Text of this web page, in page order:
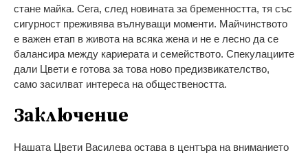
стане майка. Сега, след новината за бременността, тя със
сигурност преживява вълнуващи моменти. Майчинството
е важен етап в живота на всяка жена и не е лесно да се
балансира между кариерата и семейството. Спекулациите
дали Цвети е готова за това ново предизвикателство,
само засилват интереса на обществеността.
Заключение
Нашата Цвети Василева остава в центъра на вниманието